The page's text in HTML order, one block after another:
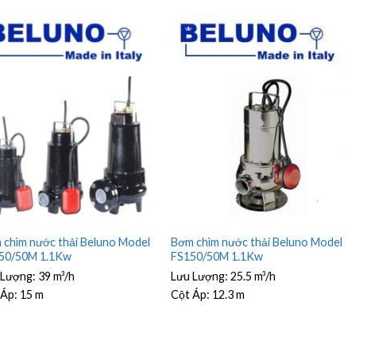
chìm nước thải Beluno Model
50M 1.1Kw
39 m³/h
15 m
Bơm chìm nước thải Beluno Model
FS150/50M 1.1Kw
Lưu Lượng:25.5 m³/h
Cột Áp: 12.3 m